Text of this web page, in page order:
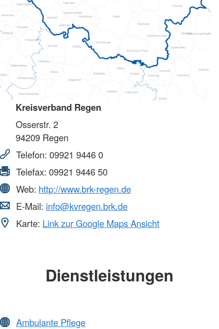
Kreisverband Regen
Osserstr. 2
94209 Regen
Telefon: 09921 9446 0
Telefax: 09921 9446 50
Web: http://www.brk-regen.de
E-Mail: info@kvregen.brk.de
Karte: Link zur Google Maps Ansicht
Dienstleistungen
Ambulante Pflege